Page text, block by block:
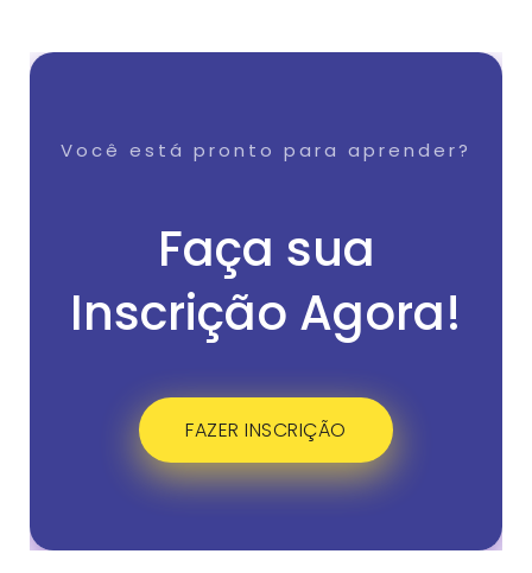
Você está pronto para aprender?
Faça sua
Inscrição Agora!
FAZER INSCRIÇÃO